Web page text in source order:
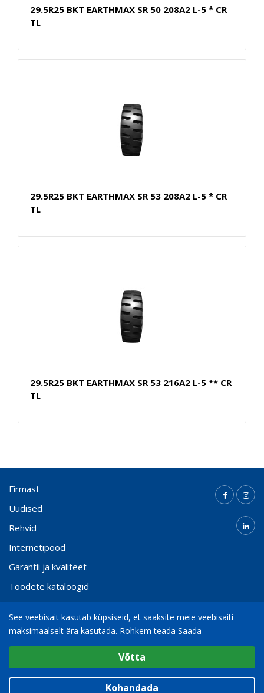
29.5R25 BKT EARTHMAX SR 50 208A2 L-5 * CR
TL
29.5R25 BKT EARTHMAX SR 53 208A2 L-5 * CR
TL
29.5R25 BKT EARTHMAX SR 53 216A2 L-5 ** CR
TL
Firmast
Uudised
Rehvid
Internetipood
Garantii ja kvaliteet
Toodete kataloogid
Kontakt
(+372) 65 000 21
© 2026Bohnenkamp AG
See veebisait kasutab küpsiseid, et saaksite meie veebisaiti
maksimaalselt ära kasutada. Rohkem teada Saada
Valige cookie Seaded
Analüütiline / Funktsionaalne
Võtta
Kohandada